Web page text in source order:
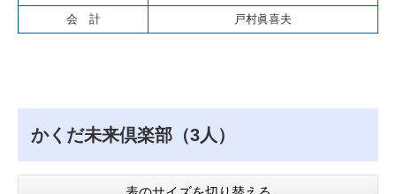
会 計 戸村眞喜夫
かくだ未来倶楽部（3人）